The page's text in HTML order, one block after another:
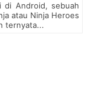
di Android, sebuah
atau Ninja Heroes
ternyata...